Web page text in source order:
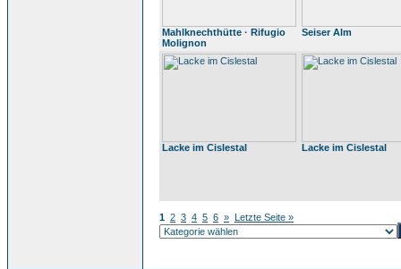
Mahlknechthütte · Rifugio
Molignon
Seiser Alm
Lacke im Cislestal Lacke im Cislestal
1 2 3 4 5 6 » Letzte Seite »